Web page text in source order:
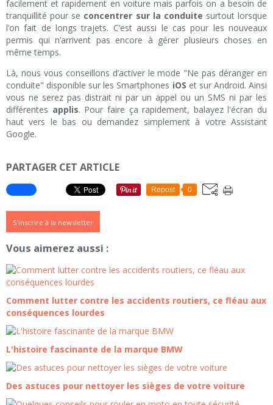
facilement et rapidement en voiture mais parfois on a besoin de
tranquillité pour se concentrer sur la conduite surtout lorsque
l’on fait de longs trajets. C’est aussi le cas pour les nouveaux
permis qui n’arrivent pas encore à gérer plusieurs choses en
même temps.
Là, nous vous conseillons d’activer le mode "Ne pas déranger en
conduite" disponible sur les Smartphones iOS et sur Android. Ainsi
vous ne serez pas distrait ni par un appel ou un SMS ni par les
différentes applis. Pour faire ça rapidement, balayez l'écran du
haut vers le bas ou demandez simplement à votre Assistant
Google.
PARTAGER CET ARTICLE
Repost 0
S'inscrire à la newsletter
Vous aimerez aussi :
Comment lutter contre les accidents routiers, ce fléau aux
conséquences lourdes
L'histoire fascinante de la marque BMW
Des astuces pour nettoyer les sièges de votre voiture